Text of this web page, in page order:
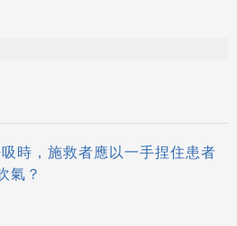
時，施救者應以一手捏住患者
氣？